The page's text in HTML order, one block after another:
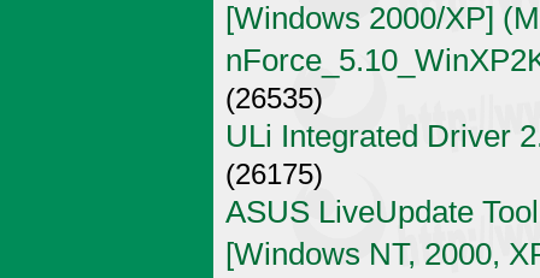
[Windows 2000/XP]
(26535)
ULi Integrated Driver
(26175)
ASUS LiveUpdate
[Windows NT, 2000,